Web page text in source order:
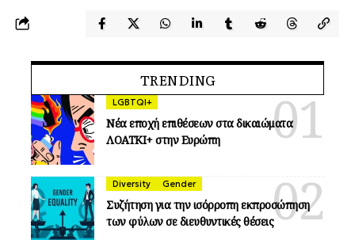
TRENDING
LGBTQI+
Νέα εποχή επιθέσεων στα δικαιώματα
ΛΟΑΤΚΙ+ στην Ευρώπη
Diversity Gender
Συζήτηση για την ισόρροπη εκπροσώπηση
των φύλων σε διευθυντικές θέσεις